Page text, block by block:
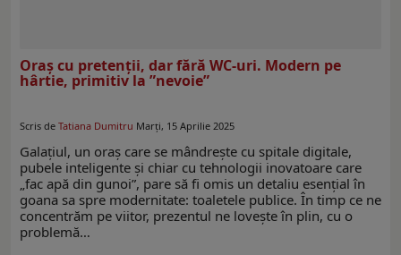
Oraș cu pretenții, dar fără WC-uri. Modern pe
hârtie, primitiv la ”nevoie”
Scris de Tatiana Dumitru Marți, 15 Aprilie 2025
Galațiul, un oraș care se mândrește cu spitale digitale,
pubele inteligente și chiar cu tehnologii inovatoare care
„fac apă din gunoi”, pare să fi omis un detaliu esențial în
goana sa spre modernitate: toaletele publice. În timp ce ne
concentrăm pe viitor, prezentul ne lovește în plin, cu o
problemă…